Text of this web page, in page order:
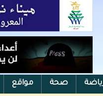
صحة مواقع